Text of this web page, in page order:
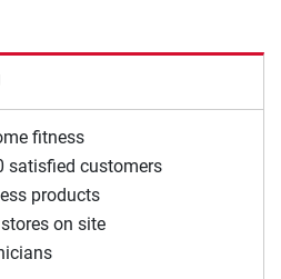
fitness
satisfied customers
products
on site